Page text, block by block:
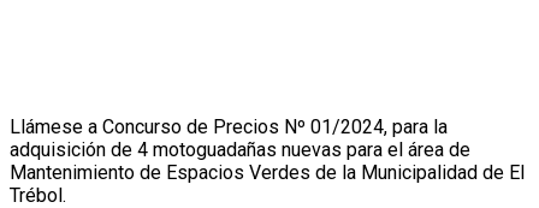
Llámese a Concurso de Precios Nº 01/2024, para la
adquisición de 4 motoguadañas nuevas para el área de
Mantenimiento de Espacios Verdes de la Municipalidad de El
Trébol.